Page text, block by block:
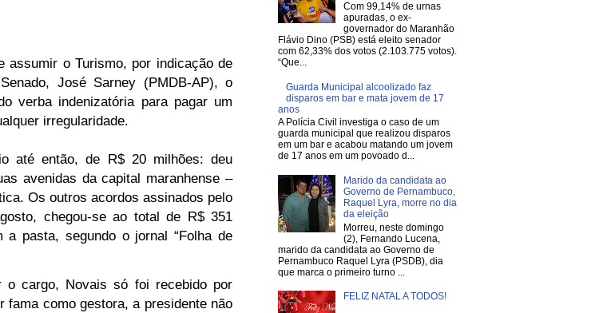
assumir o Turismo, por indicação de
José Sarney (PMDB-AP), o
verba indenizatória para pagar um
irregularidade.
até então, de R$ 20 milhões: deu
avenidas da capital maranhense –
Os outros acordos assinados pelo
chegou-se ao total de R$ 351
pasta, segundo o jornal “Folha de
o cargo, Novais só foi recebido por
fama como gestora, a presidente não
Com 99,14% de urnas
apuradas, o ex-
governador do Maranhão
Flávio Dino (PSB) está eleito senador
com 62,33% dos votos (2.103.775 votos).
“Que...
Guarda Municipal alcoolizado faz
disparos em bar e mata jovem de 17
anos
A Polícia Civil investiga o caso de um
guarda municipal que realizou disparos
em um bar e acabou matando um jovem
de 17 anos em um povoado d...
Marido da candidata ao
Governo de Pernambuco,
Raquel Lyra, morre no dia
da eleição
Morreu, neste domingo
(2), Fernando Lucena,
marido da candidata ao Governo de
Pernambuco Raquel Lyra (PSDB), dia
que marca o primeiro turno ...
FELIZ NATAL A TODOS!